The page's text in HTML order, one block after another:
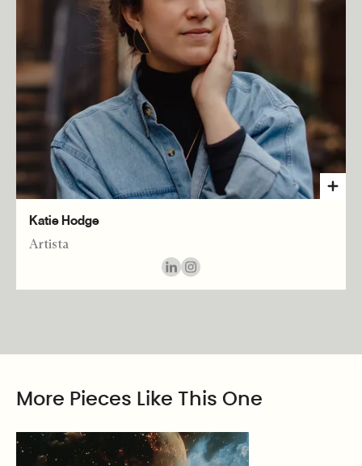
Katie Hodge
Artista
More Pieces Like This One